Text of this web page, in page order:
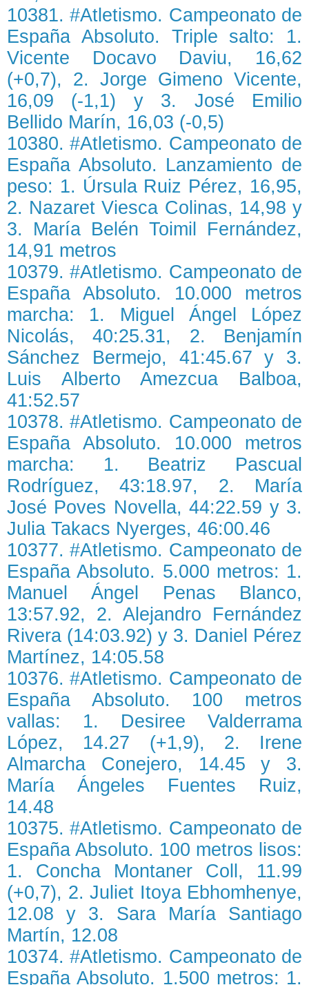
10381. #Atletismo. Campeonato de
España Absoluto. Triple salto: 1.
Vicente Docavo Daviu, 16,62
(+0,7), 2. Jorge Gimeno Vicente,
16,09 (-1,1) y 3. José Emilio
Bellido Marín, 16,03 (-0,5)
10380. #Atletismo. Campeonato de
España Absoluto. Lanzamiento de
peso: 1. Úrsula Ruiz Pérez, 16,95,
2. Nazaret Viesca Colinas, 14,98 y
3. María Belén Toimil Fernández,
14,91 metros
10379. #Atletismo. Campeonato de
España Absoluto. 10.000 metros
marcha: 1. Miguel Ángel López
Nicolás, 40:25.31, 2. Benjamín
Sánchez Bermejo, 41:45.67 y 3.
Luis Alberto Amezcua Balboa,
41:52.57
10378. #Atletismo. Campeonato de
España Absoluto. 10.000 metros
marcha: 1. Beatriz Pascual
Rodríguez, 43:18.97, 2. María
José Poves Novella, 44:22.59 y 3.
Julia Takacs Nyerges, 46:00.46
10377. #Atletismo. Campeonato de
España Absoluto. 5.000 metros: 1.
Manuel Ángel Penas Blanco,
13:57.92, 2. Alejandro Fernández
Rivera (14:03.92) y 3. Daniel Pérez
Martínez, 14:05.58
10376. #Atletismo. Campeonato de
España Absoluto. 100 metros
vallas: 1. Desiree Valderrama
López, 14.27 (+1,9), 2. Irene
Almarcha Conejero, 14.45 y 3.
María Ángeles Fuentes Ruiz,
14.48
10375. #Atletismo. Campeonato de
España Absoluto. 100 metros lisos:
1. Concha Montaner Coll, 11.99
(+0,7), 2. Juliet Itoya Ebhomhenye,
12.08 y 3. Sara María Santiago
Martín, 12.08
10374. #Atletismo. Campeonato de
España Absoluto. 1.500 metros: 1.